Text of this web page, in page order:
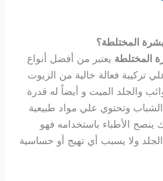
المختلطة؟
المختلطة يعتبر من أفضل أنواع
تركيبة فعالة خالية من الزيوت
والجلد الميت و أيضاً له قدرة
وتحتوي علي مواد طبيعية
ينصح الأطباء باستخدامه فهو
ولا يسبب أي تهيج أو حساسية